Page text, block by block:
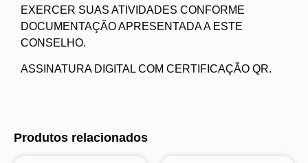
EXERCER SUAS ATIVIDADES CONFORME
DOCUMENTAÇÃO APRESENTADA A ESTE
CONSELHO.
ASSINATURA DIGITAL COM CERTIFICAÇÃO QR.
Produtos relacionados